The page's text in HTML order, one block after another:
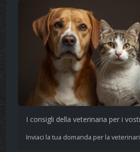
I consigli della veterinaria per i
Inviaci la tua domanda per la